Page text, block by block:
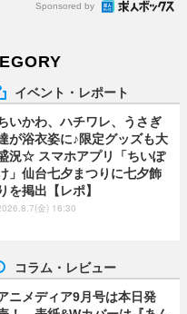
Sponsored by
イベント・レポート
いかわ、ハチワレ、うさぎ
が浴衣姿に♪限定グッズも大
況☆ スマホアプリ「ちいぽ
」仙台七夕まつりに七夕飾
りを掲出【レポ】
金) 16:30
コラム・レビュー
ニメディア9月号は本日発